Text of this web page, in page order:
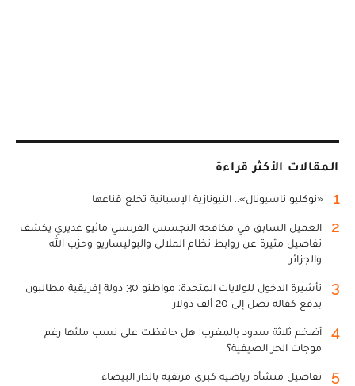
المقالات الأكثر قراءة
1 «نوكليو ناسيونال».. النيونازية الإسبانية تخلع قناعها
2
العميل السابق في مكافحة التجسس الفرنسي ماثيو غديري يكشف
تفاصيل مثيرة عن روابط نظام الملالي والبوليساريو وحزب الله
والجزائر
3
تأشيرة الدخول للولايات المتحدة: مواطنو 30 دولة إفريقية مطالبون
بدفع كفالة تصل إلى 20 ألف دولار
4
أضخم ثلاثة سدود بالمغرب: هل حافظت على نسب ملئها رغم
موجات الحر الصيفية؟
5 تفاصيل منشأة رياضية كبرى مرتقبة بالدار البيضاء